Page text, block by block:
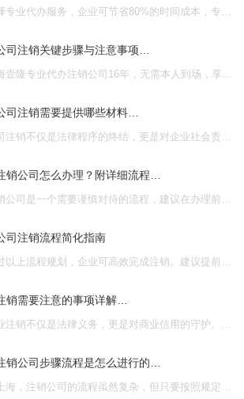
司注销关键步骤与注意事项…
司注销需要提供哪些材料…
销公司怎么办理？附详细流程…
司注销流程简化指南
销需要注意的事项详解…
销公司步骤流程是怎么进行的…